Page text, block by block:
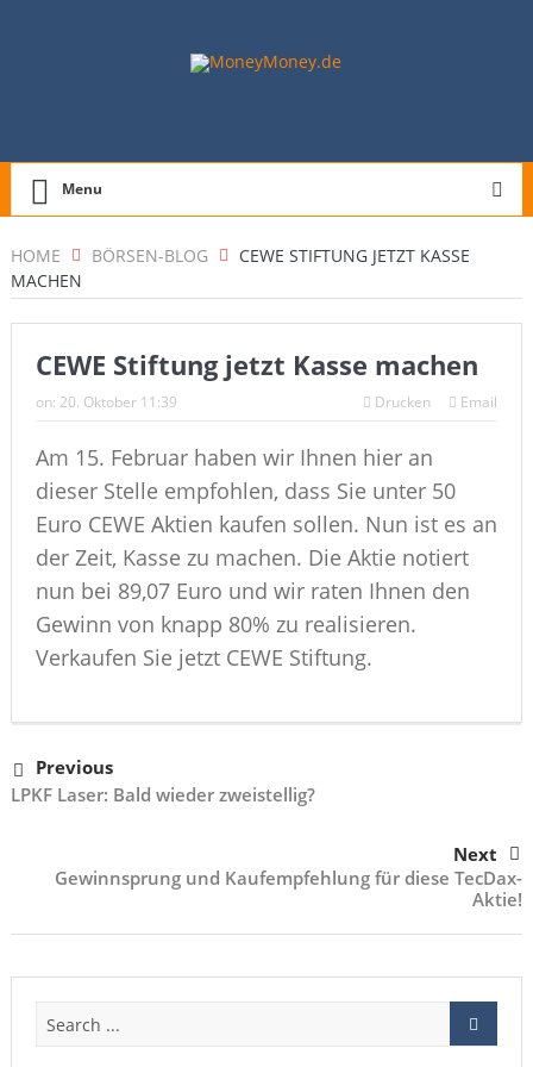
Menu
HOME BÖRSEN-BLOG
CEWE STIFTUNG JETZT KASSE
MACHEN
CEWE Stiftung jetzt Kasse machen
on: 20. Oktober 11:39 Drucken Email
Am 15. Februar haben wir Ihnen hier an
dieser Stelle empfohlen, dass Sie unter 50
Euro CEWE Aktien kaufen sollen. Nun ist es an
der Zeit, Kasse zu machen. Die Aktie notiert
nun bei 89,07 Euro und wir raten Ihnen den
Gewinn von knapp 80% zu realisieren.
Verkaufen Sie jetzt CEWE Stiftung.
Previous
LPKF Laser: Bald wieder zweistellig?
Next
Gewinnsprung und Kaufempfehlung für diese TecDax-
Aktie!